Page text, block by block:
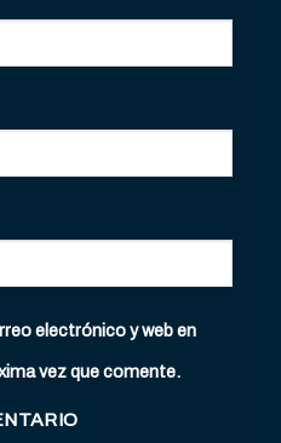
electrónico y web en
vez que comente.